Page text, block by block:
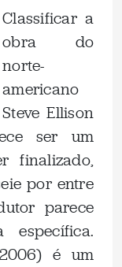
Classificar a
obra do
norte-
americano
Steve Ellison
ser um
finalizado,
por entre
parece
é um